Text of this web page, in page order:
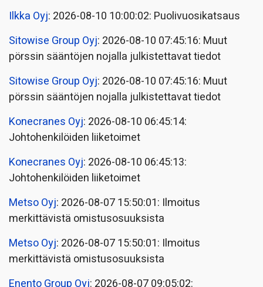
Ilkka Oyj: 2026-08-10 10:00:02: Puolivuosikatsaus
Sitowise Group Oyj: 2026-08-10 07:45:16: Muut
pörssin sääntöjen nojalla julkistettavat tiedot
Sitowise Group Oyj: 2026-08-10 07:45:16: Muut
pörssin sääntöjen nojalla julkistettavat tiedot
Konecranes Oyj: 2026-08-10 06:45:14:
Johtohenkilöiden liiketoimet
Konecranes Oyj: 2026-08-10 06:45:13:
Johtohenkilöiden liiketoimet
Metso Oyj: 2026-08-07 15:50:01: Ilmoitus
merkittävistä omistusosuuksista
Metso Oyj: 2026-08-07 15:50:01: Ilmoitus
merkittävistä omistusosuuksista
Enento Group Oyj: 2026-08-07 09:05:02: